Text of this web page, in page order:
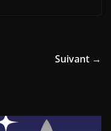
Suivant →